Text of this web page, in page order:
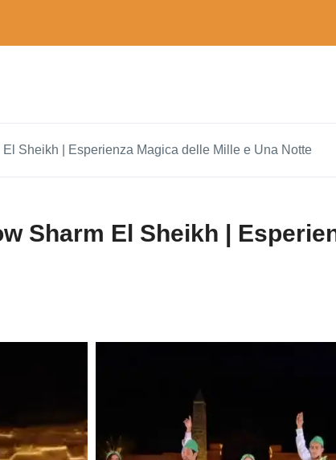
Sheikh | Esperienza Magica delle Mille e Una Notte
Sharm El Sheikh |